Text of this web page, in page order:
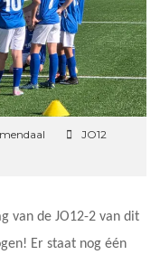
JO12
van de JO12-2 van dit
Er staat nog één